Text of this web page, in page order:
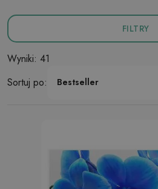
FILTRY
Wyniki: 41
Sortuj po:
Bestseller